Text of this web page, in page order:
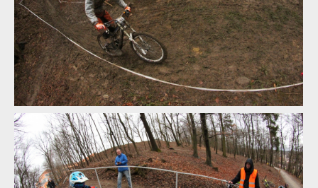
WBS: Bučovice zahájily sjezdovou sezónu a i Čert se přijel
zamazat